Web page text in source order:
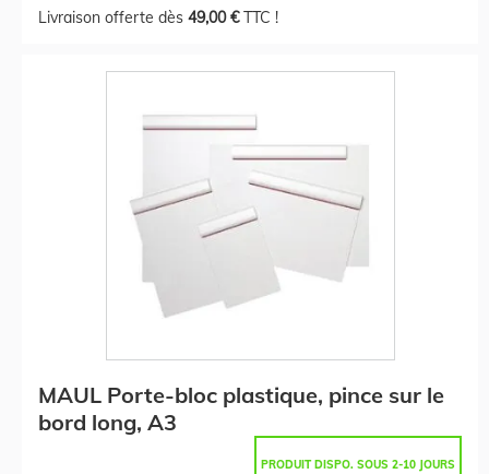
Livraison offerte dès 49,00 €TTC !
MAUL Porte-bloc plastique, pince sur le
bord long, A3
PRODUIT DISPO. SOUS 2-10 JOURS